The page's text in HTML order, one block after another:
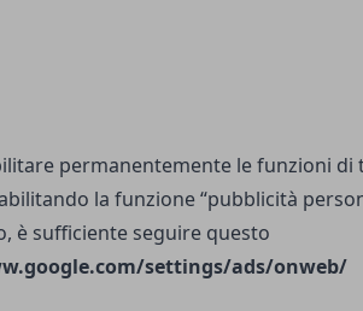
permanentemente le funzioni di
la funzione “pubblicità
è sufficiente seguire questo
settings/ads/onweb/